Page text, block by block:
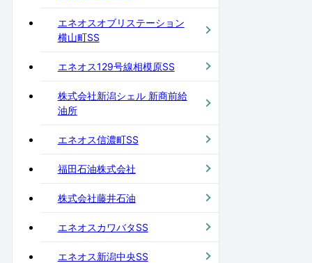
エネオスオブリステーション
横山町SS
エネオス129号線相模原SS
株式会社新潟シェル 新商前給
油所
エネオス信濃町SS
福田石油株式会社
株式会社藤井石油
エネオスカワバタSS
エネオス新潟中央SS